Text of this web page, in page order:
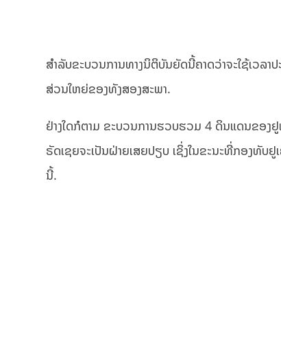
ສຳລັບຂະບວນການທາງນິຕິບັນຍັດນີ້ຄາດວ່າຈະໃຊ້ເວລ
ສ່ວນໃຫຍ່ຂອງທັງສອງສະພາ.
ຢ່າງໃດກໍຕາມ ຂະບວນການຮວບຮວມ 4 ດິນແດນຂອງ
ຣັດເຊຍຈະເປັນຝ່າຍເສຍປຽບ ເຊິ່ງໃນຂະນະທີ່ກອງທັບ
ນີ້.